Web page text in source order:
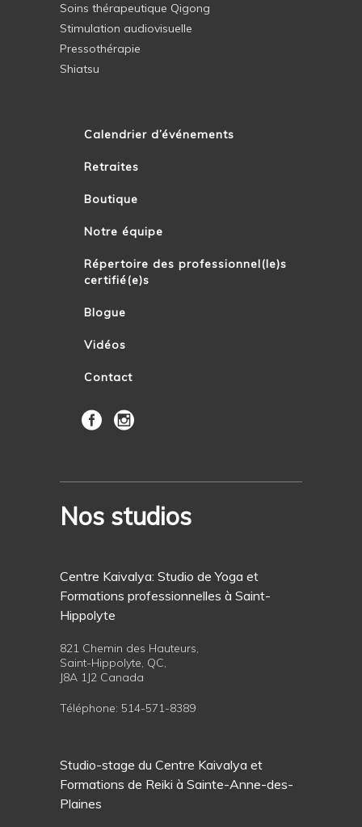
Soins thérapeutique Qigong
Stimulation audiovisuelle
Pressothérapie
Shiatsu
Calendrier d’événements
Retraites
Boutique
Notre équipe
Répertoire des professionnel(le)s
certifié(e)s
Blogue
Vidéos
Contact
Nos studios
Centre Kaivalya: Studio de Yoga et
Formations professionnelles à Saint-
Hippolyte
821 Chemin des Hauteurs,
Saint-Hippolyte, QC,
J8A 1J2 Canada
Téléphone: 514-571-8389
Studio-stage du Centre Kaivalya et
Formations de Reiki à Sainte-Anne-des-
Plaines